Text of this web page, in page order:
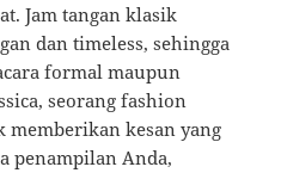
Jam tangan klasik
dan timeless, sehingga
formal maupun
seorang fashion
memberikan kesan yang
penampilan Anda,